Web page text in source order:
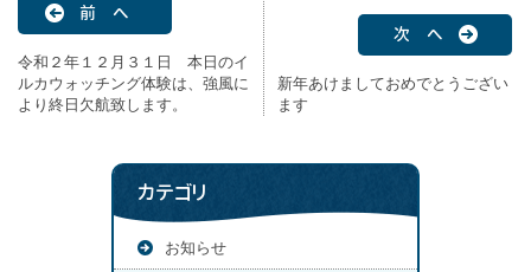
前 へ
令和２年１２月３１日 本日のイ
ルカウォッチング体験は、強風に
より終日欠航致します。
次 へ
新年あけましておめでとうござい
ます
カテゴリ
お知らせ